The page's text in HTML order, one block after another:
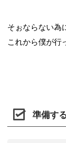
そぉならない為
これから僕が行
準備す